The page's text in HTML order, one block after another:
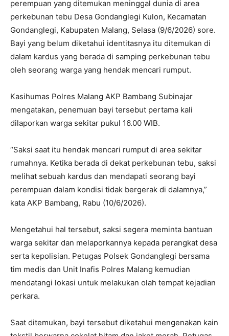
perempuan yang ditemukan meninggal dunia di area
perkebunan tebu Desa Gondanglegi Kulon, Kecamatan
Gondanglegi, Kabupaten Malang, Selasa (9/6/2026) sore.
Bayi yang belum diketahui identitasnya itu ditemukan di
dalam kardus yang berada di samping perkebunan tebu
oleh seorang warga yang hendak mencari rumput.
Kasihumas Polres Malang AKP Bambang Subinajar
mengatakan, penemuan bayi tersebut pertama kali
dilaporkan warga sekitar pukul 16.00 WIB.
“Saksi saat itu hendak mencari rumput di area sekitar
rumahnya. Ketika berada di dekat perkebunan tebu, saksi
melihat sebuah kardus dan mendapati seorang bayi
perempuan dalam kondisi tidak bergerak di dalamnya,”
kata AKP Bambang, Rabu (10/6/2026).
Mengetahui hal tersebut, saksi segera meminta bantuan
warga sekitar dan melaporkannya kepada perangkat desa
serta kepolisian. Petugas Polsek Gondanglegi bersama
tim medis dan Unit Inafis Polres Malang kemudian
mendatangi lokasi untuk melakukan olah tempat kejadian
perkara.
Saat ditemukan, bayi tersebut diketahui mengenakan kain